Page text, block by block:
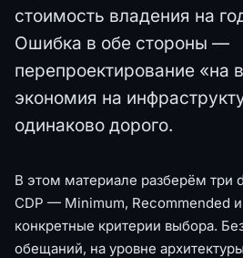
стоимость владения на
Ошибка в обе стороны —
перепроектирование «на
экономия на
одинаково дорого.
В этом материале разберём три
CDP — Minimum, Recommended
конкретные критерии выбора.
обещаний, на уровне